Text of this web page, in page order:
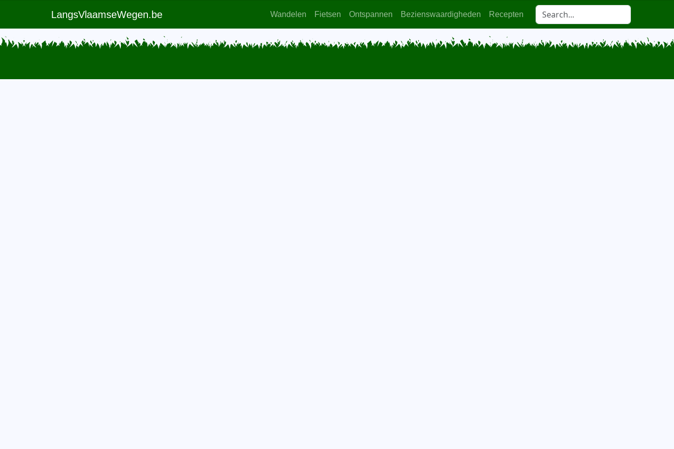
LangsVlaamseWegen.be Wandelen Fietsen Ontspannen Bezienswaardigheden Recepten